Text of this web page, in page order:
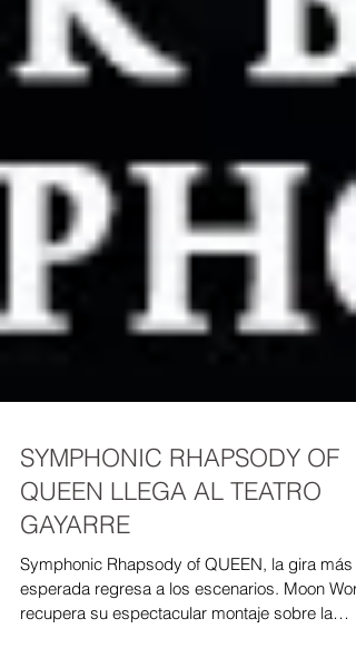
SYMPHONIC RHAPSODY OF
QUEEN LLEGA AL TEATRO
GAYARRE
Symphonic Rhapsody of QUEEN, la gira más